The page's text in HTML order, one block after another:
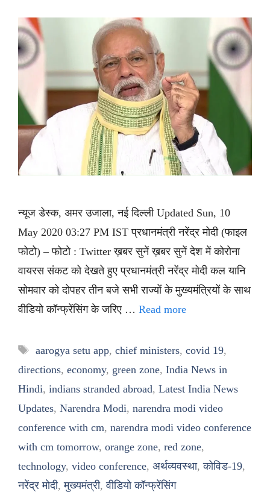
न्यूज डेस्क, अमर उजाला, नई दिल्ली Updated Sun, 10
May 2020 03:27 PM IST प्रधानमंत्री नरेंद्र मोदी (फाइल
फोटो) – फोटो : Twitter ख़बर सुनें ख़बर सुनें देश में कोरोना
वायरस संकट को देखते हुए प्रधानमंत्री नरेंद्र मोदी कल यानि
सोमवार को दोपहर तीन बजे सभी राज्यों के मुख्यमंत्रियों के साथ
वीडियो कॉन्फ्रेंसिंग के जरिए … Read more
Tags
aarogya setu app, chief ministers, covid 19,
directions, economy, green zone, India News in
Hindi, indians stranded abroad, Latest India News
Updates, Narendra Modi, narendra modi video
conference with cm, narendra modi video conference
with cm tomorrow, orange zone, red zone,
technology, video conference, अर्थव्यवस्था,कोविड-19,
नरेंद्र मोदी,मुख्यमंत्री,वीडियो कॉन्फ्रेंसिंग